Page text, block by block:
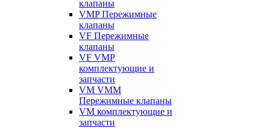
клапаны
VMP Пережимные
клапаны
VF Пережимные
клапаны
VF VMP
комплектующие и
запчасти
VM VMM
Пережимные клапаны
VM комплектующие и
запчасти